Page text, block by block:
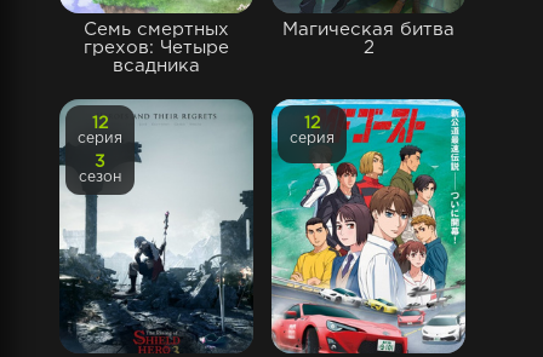
Семь смертных
грехов: Четыре
всадника
Магическая битва
2
12
серия
3
сезон
12
серия